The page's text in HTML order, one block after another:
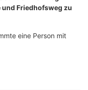
Friedhofsweg zu
eine Person mit